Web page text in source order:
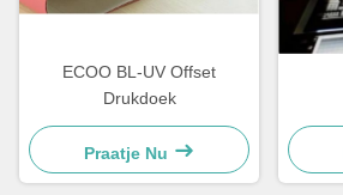
ECOO BL-UV Offset
Drukdoek
Praatje Nu